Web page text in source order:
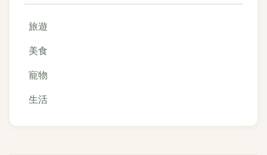
旅遊
美食
寵物
生活